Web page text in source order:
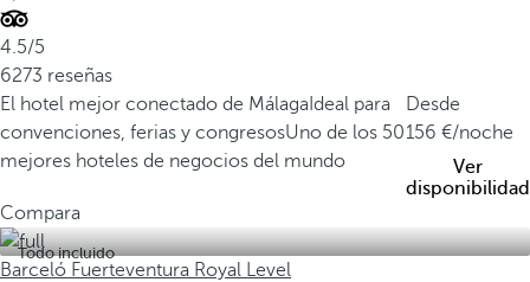
4.5/5
6273 reseñas
El hotel mejor conectado de Málaga Ideal para
convenciones, ferias y congresosUno de los 50
mejores hoteles de negocios del mundo
Desde
156
/noche
Ver
disponibilidad
Compara
Todo incluido
Barceló Fuerteventura Royal Level